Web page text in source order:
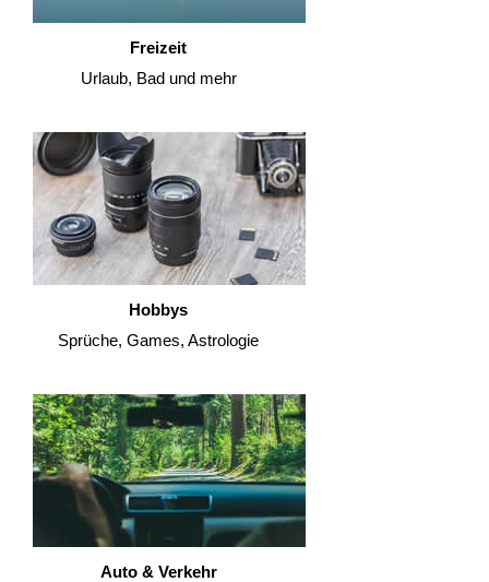
Freizeit
Urlaub, Bad und mehr
Hobbys
Sprüche, Games, Astrologie
Auto & Verkehr